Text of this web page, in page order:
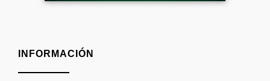
INFORMACIÓN